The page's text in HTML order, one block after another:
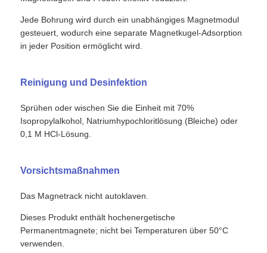
Produkte
Jede Bohrung wird durch ein unabhängiges Magnetmodul
gesteuert, wodurch eine separate Magnetkugel-Adsorption
in jeder Position ermöglicht wird.
Reinigung und Desinfektion
Sprühen oder wischen Sie die Einheit mit 70%
Isopropylalkohol, Natriumhypochloritlösung (Bleiche) oder
0,1 M HCl-Lösung.
Vorsichtsmaßnahmen
Das Magnetrack nicht autoklaven.
Dieses Produkt enthält hochenergetische
Permanentmagnete; nicht bei Temperaturen über 50°C
verwenden.